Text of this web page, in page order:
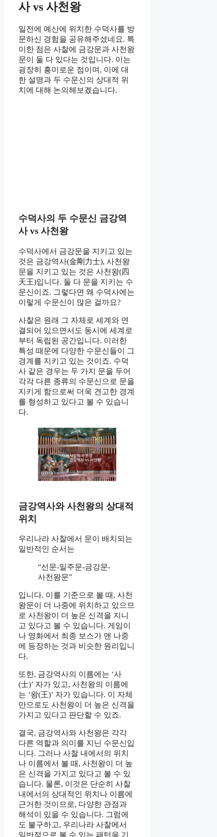
사 vs 사천왕
일전에 예산에 위치한 수덕사를 방
문하신 경험을 공유해주셨네요. 특
이한 점은 사찰에 금강문과 사천왕
문이 둘 다 있다는 것입니다. 이는
굉장히 흥미로운 점이며, 이에 대
한 설명과 두 수문신의 상대적 위
치에 대해 논의해보겠습니다.
수덕사의 두 수문신 금강역
사 vs 사천왕
수덕사에서 금강문을 지키고 있는
것은 금강역사(金剛力士), 사천왕
문을 지키고 있는 것은 사천왕(四
天王)입니다. 둘 다 문을 지키는 수
문신이죠. 그렇다면 왜 수덕사에는
이렇게 수문신이 많은 걸까요?
사찰은 원래 그 자체로 세계와 연
결되어 있으면서도 동시에 세계로
부터 독립된 공간입니다. 이러한
특성 때문에 다양한 수문신들이 그
경계를 지키고 있는 것이죠. 수덕
사 같은 경우는 두 가지 문을 두어
각각 다른 종류의 수문신으로 문을
지키게 함으로써 더욱 견고한 경계
를 형성하고 있다고 볼 수 있습니
다.
금강역사와 사천왕의 상대적
위치
우리나라 사찰에서 문이 배치되는
일반적인 순서는
“선문-일주문-금강문-
사천왕문”
입니다. 이를 기준으로 볼 때, 사천
왕문이 더 나중에 위치하고 있으므
로 사천왕이 더 높은 신격을 지니
고 있다고 볼 수 있습니다. 게임이
나 영화에서 최종 보스가 맨 나중
에 등장하는 것과 비슷한 원리입니
다.
또한, 금강역사의 이름에는 ‘사
(士)’ 자가 있고, 사천왕의 이름에
는 ‘왕(王)’ 자가 있습니다. 이 자체
만으로도 사천왕이 더 높은 신격을
가지고 있다고 판단할 수 있죠.
결국, 금강역사와 사천왕은 각각
다른 역할과 의미를 지닌 수문신입
니다. 그러나 사찰 내에서의 위치
나 이름에서 볼 때, 사천왕이 더 높
은 신격을 가지고 있다고 볼 수 있
습니다. 물론, 이것은 단순히 사찰
내에서의 상대적인 위치나 이름에
근거한 것이므로, 다양한 관점과
해석이 있을 수 있습니다. 그럼에
도 불구하고, 우리나라 사찰에서
일반적으로 볼 수 있는 패턴을 기